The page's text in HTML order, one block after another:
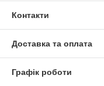
Контакти
Доставка та оплата
Графік роботи